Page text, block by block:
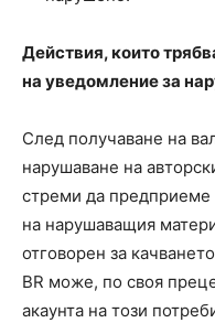
Действия, които
на уведомление за
След получаване на
нарушаване на
стреми да предприеме
на нарушаващия
отговорен за
BR може, по своя
акаунта на този